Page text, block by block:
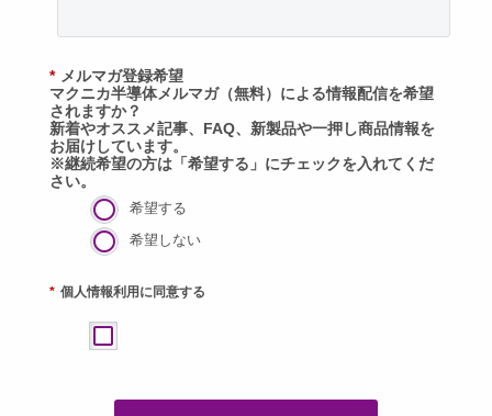
* メルマガ登録希望
マクニカ半導体メルマガ（無料）による情報配信を希望
されますか？
新着やオススメ記事、FAQ、新製品や一押し商品情報を
お届けしています。
※継続希望の方は「希望する」にチェックを入れてくだ
さい。
希望する
希望しない
* 個人情報利用に同意する